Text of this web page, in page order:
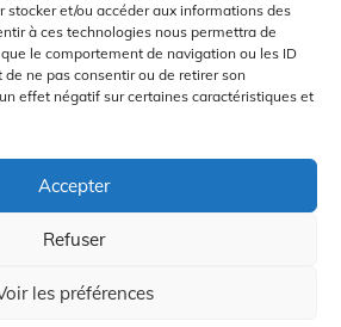
stocker et/ou accéder aux informations des
à ces technologies nous permettra de
le comportement de navigation ou les ID
ne pas consentir ou de retirer son
effet négatif sur certaines caractéristiques et
Accepter
Refuser
les préférences
2024 @Copyright by